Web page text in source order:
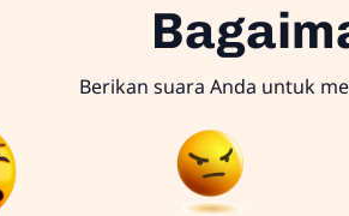
Berikan suara Anda untuk